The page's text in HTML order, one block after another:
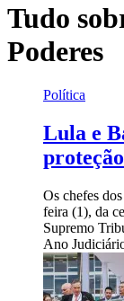
Tudo
Poderes
Política
Lula e
Os chefes
feira (1), da
Supremo
Ano